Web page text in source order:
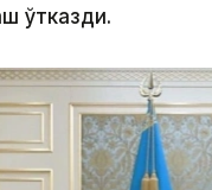
ўтказди.